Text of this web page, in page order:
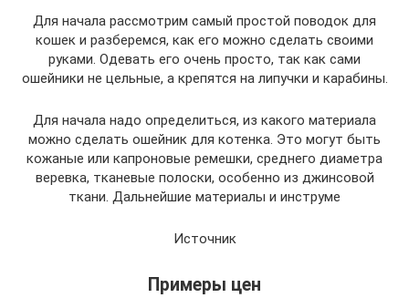
Для начала рассмотрим самый простой поводок для
кошек и разберемся, как его можно сделать своими
руками. Одевать его очень просто, так как сами
ошейники не цельные, а крепятся на липучки и карабины.
Для начала надо определиться, из какого материала
можно сделать ошейник для котенка. Это могут быть
кожаные или капроновые ремешки, среднего диаметра
веревка, тканевые полоски, особенно из джинсовой
ткани. Дальнейшие материалы и инструме
Источник
Примеры цен